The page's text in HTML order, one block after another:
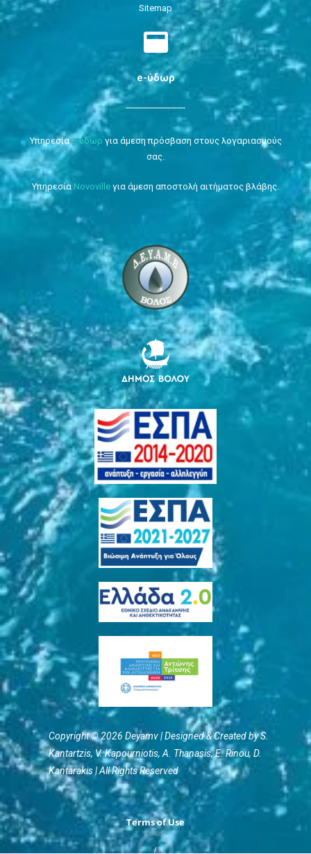
Sitemap
e-ύδωρ
Υπηρεσίαe-ύδωρ για άμεση πρόσβαση στους λογαριασμούς
σας.
Υπηρεσία Novoville για άμεση αποστολή αιτήματος βλάβης.
Copyright © 2026 Deyamv | Designed & Created by S.
Kantartzis, V. Kapourniotis, Α. Thanasis, E. Rinou, D.
Kantarakis | All Rights Reserved
Terms of Use
/